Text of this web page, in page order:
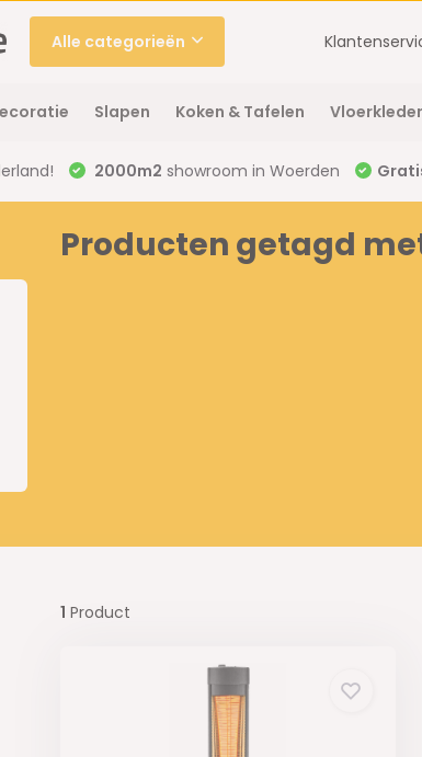
Alle categorieën
Slapen Koken & Tafelen
2000m2 showroom in Woerden
Producten getagd
1 Product